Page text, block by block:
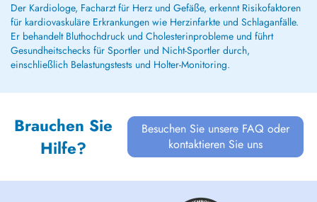
Der Kardiologe, Facharzt für Herz und Gefäße, erkennt Risikofaktoren
für kardiovaskuläre Erkrankungen wie Herzinfarkte und Schlaganfälle.
Er behandelt Bluthochdruck und Cholesterinprobleme und führt
Gesundheitschecks für Sportler und Nicht-Sportler durch,
einschließlich Belastungstests und Holter-Monitoring.
Brauchen Sie
Hilfe?
Besuchen Sie unsere FAQ oder
kontaktieren Sie uns